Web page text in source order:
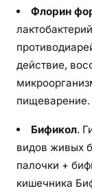
Флорин
действие,
пищеварение.
Бификол.
видов живых
палочки +
кишечника